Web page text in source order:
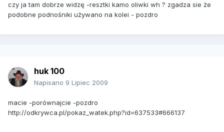
czy ja tam dobrze widzę -resztki kamo oliwki wh ? zgadza sie że
podobne podnośniki używano na kolei - pozdro
huk 100
Napisano 9 Lipiec 2009
macie -porównajcie -pozdro
http://odkrywca.pl/pokaz_watek.php?id=637533#666137